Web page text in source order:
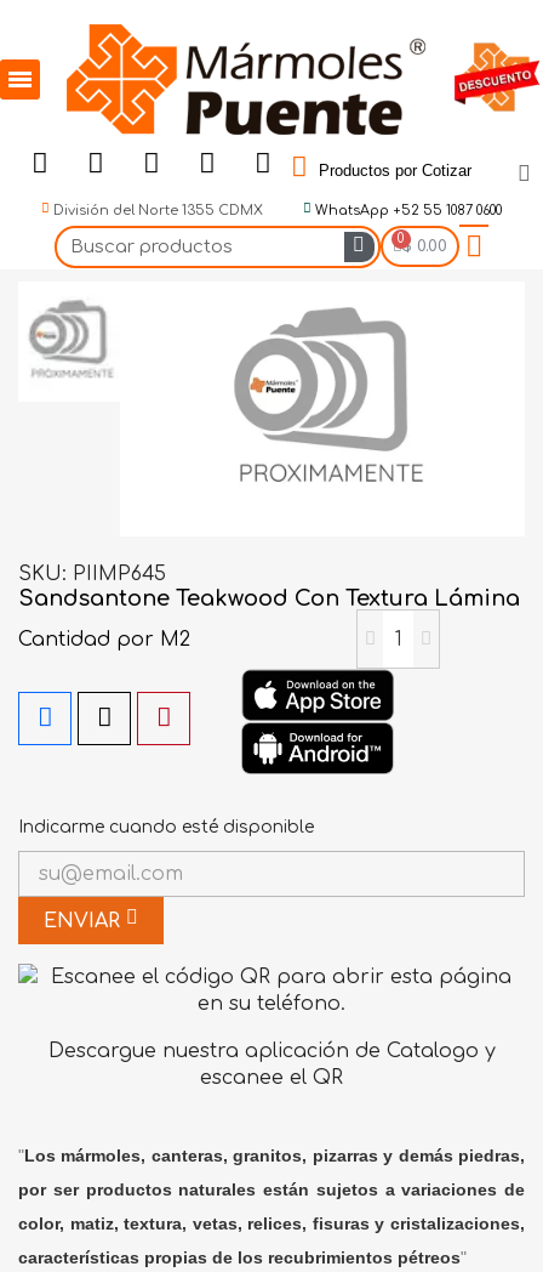
Productos por Cotizar
División del Norte 1355 CDMX WhatsApp +52 55 1087 0600
$ 0.00
SKU PIIMP645
Sandsantone Teakwood Con Textura Lámina
Cantidad por M2
Indicarme cuando esté disponible
ENVIAR
Descargue nuestra aplicación de Catalogo y
escanee el QR
"Los mármoles, canteras, granitos, pizarras y demás piedras,
por ser productos naturales están sujetos a variaciones de
color, matiz, textura, vetas, relices, fisuras y cristalizaciones,
características propias de los recubrimientos pétreos"